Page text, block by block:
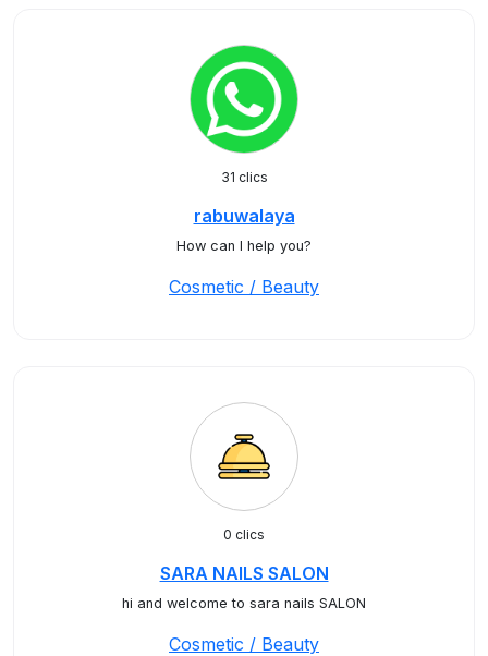
31 clics
rabuwalaya
How can I help you?
Cosmetic / Beauty
0 clics
SARA NAILS SALON
hi and welcome to sara nails SALON
Cosmetic / Beauty